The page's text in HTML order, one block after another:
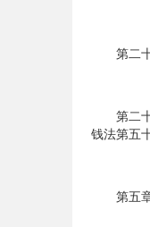
第二十
第二十
钱法第五
第五章